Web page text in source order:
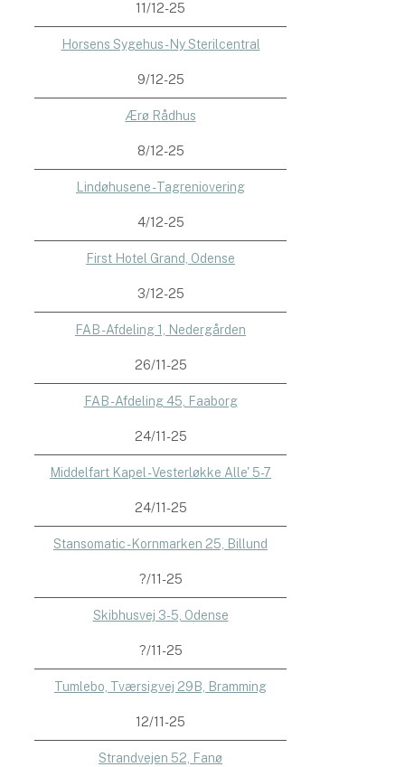
11/12-25
Horsens Sygehus - Ny Sterilcentral
9/12-25
Ærø Rådhus
8/12-25
Lindøhusene - Tagreniovering
4/12-25
First Hotel Grand, Odense
3/12-25
FAB - Afdeling 1, Nedergården
26/11-25
FAB - Afdeling 45, Faaborg
24/11-25
Middelfart Kapel - Vesterløkke Alle' 5-7
24/11-25
Stansomatic - Kornmarken 25, Billund
?/11-25
Skibhusvej 3-5, Odense
?/11-25
Tumlebo, Tværsigvej 29B, Bramming
12/11-25
Strandvejen 52, Fanø